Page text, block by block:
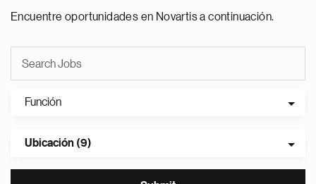
Encuentre oportunidades en Novartis a continuación.
Función
Ubicación (9)